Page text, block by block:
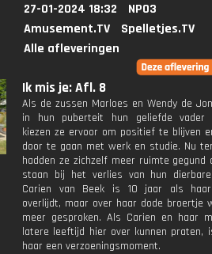
27-01-2024 18:32
NPO3
Amusement.TV
Spelletjes.TV
Alle afleveringen
Ik mis je: Afl. 8
Als de zussen Marloes en Wendy de
in hun puberteit hun geliefde vader
kiezen ze ervoor om positief te blijven
door te gaan met werk en studie. Nu
hadden ze zichzelf meer ruimte
staan bij het verlies van hun
Carien van Beek is 10 jaar als
overlijdt, maar over haar dode broertje
meer gesproken. Als Carien en haar
latere leeftijd hier over kunnen praten,
haar een verzoeningsmoment.